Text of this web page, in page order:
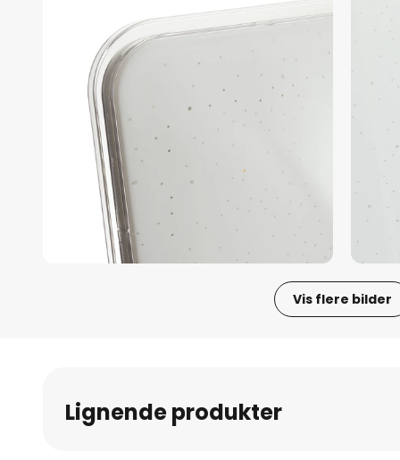
Vis flere bilder
bildegalleri
Lignende produkter